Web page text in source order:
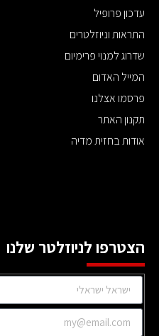
עדכון פרופיל
התראות וניוזלטרים
שדרוג למנוי פרימיום
המייל האדום
פרסמו אצלנו
תקנון האתר
אודות בחזית מדיה
הצטרפו לניוזלטר שלנו